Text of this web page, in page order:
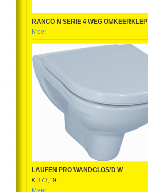
RANCO N SERIE 4 WEG OMKEERKLEP
Meer
LAUFEN PRO WANDCLOS/D W
€ 373,19
Meer